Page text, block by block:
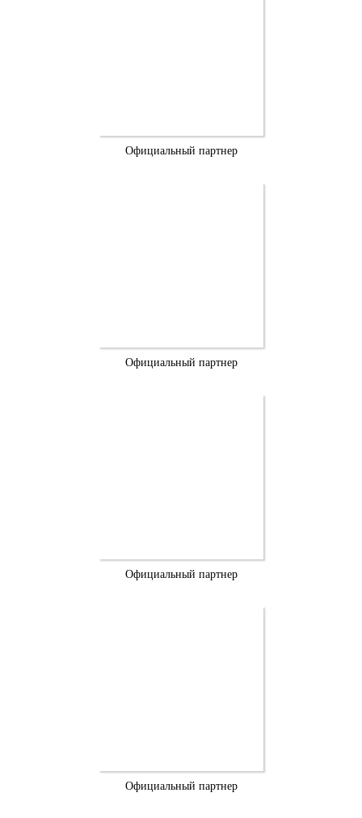
Официальный партнер
Официальный партнер
Официальный партнер
Официальный партнер